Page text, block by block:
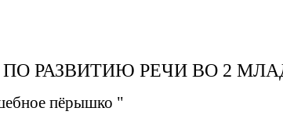
РАЗВИТИЮ РЕЧИ ВО 2
пёрышко "